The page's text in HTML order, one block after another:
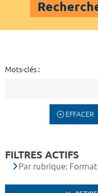
Mots-clés :
EFFACER
FILTRES ACTIFS
Par rubrique: